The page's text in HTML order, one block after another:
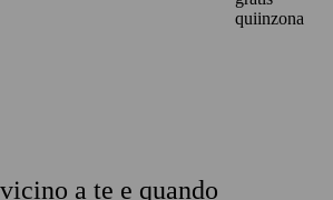
a te e quando